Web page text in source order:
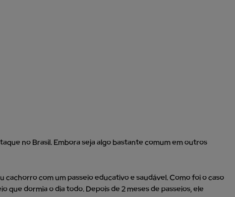
no Brasil. Embora seja algo bastante comum em outros
cachorro com um passeio educativo e saudável. Como foi o caso
que dormia o dia todo. Depois de 2 meses de passeios, ele